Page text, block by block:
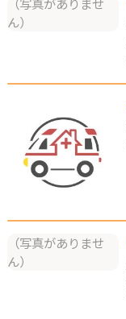
ん）
（写真がありませ
ん）